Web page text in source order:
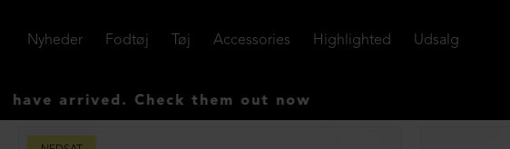
Nyheder Fodtøj Tøj Accessories Highlighted Udsalg
arrived. Check them out now